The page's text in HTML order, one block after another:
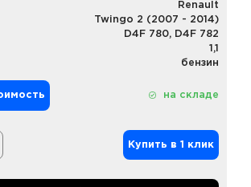
Renault
Twingo 2 (2007 - 2014)
D4F 780, D4F 782
1,1
бензин
на складе
Купить в 1 клик